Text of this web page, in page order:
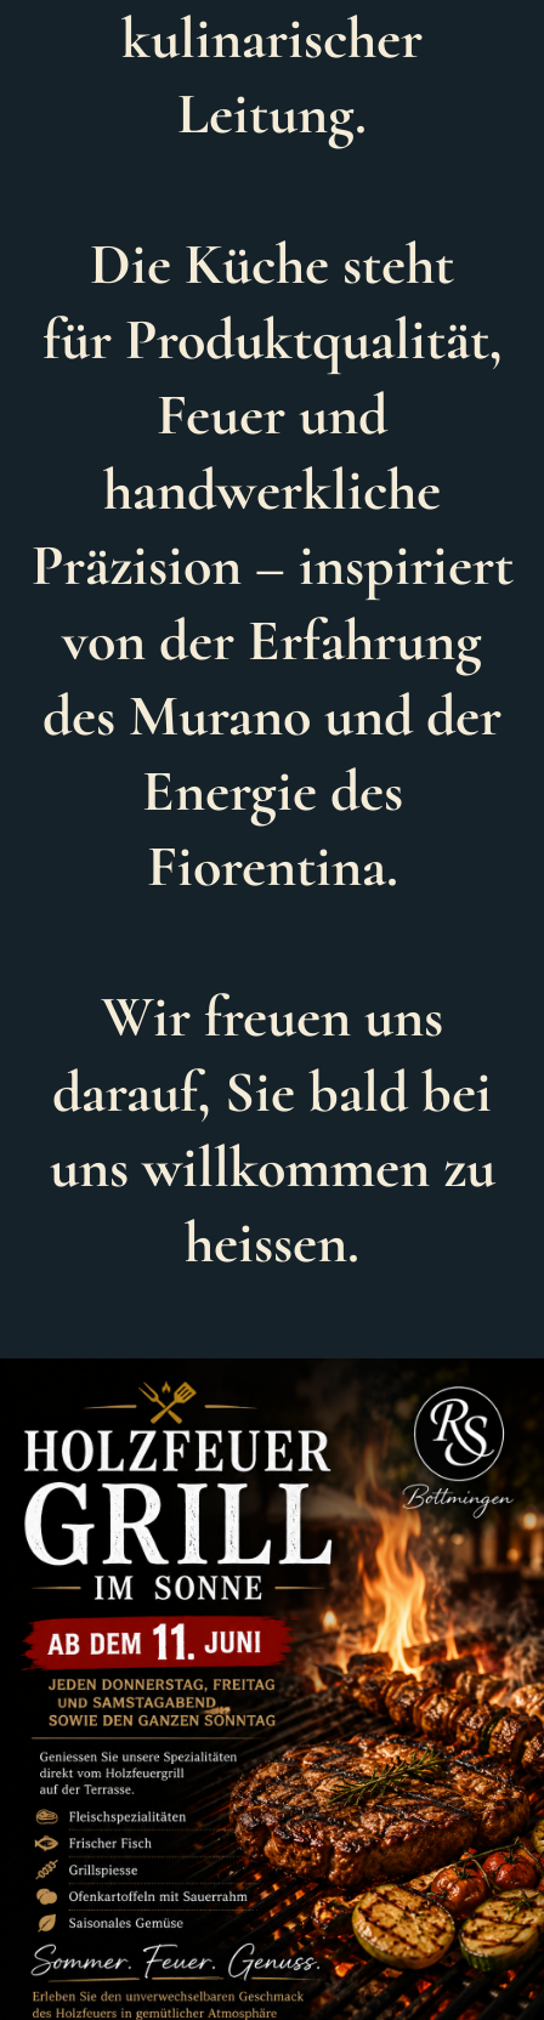
kulinarischer
Leitung.
Die Küche steht
für Produktqualität,
Feuer und
handwerkliche
Präzision – inspiriert
von der Erfahrung
des Murano und der
Energie des
Fiorentina.
Wir freuen uns
darauf, Sie bald bei
uns willkommen zu
heissen.